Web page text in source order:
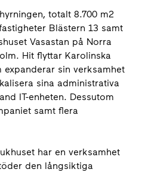
totalt 8.700 m2
Blästern 13 samt
Vasastan på Norra
Hit flyttar Karolinska
expanderar sin verksamhet
sina administrativa
IT-enheten. Dessutom
samt flera
har en verksamhet
den långsiktiga